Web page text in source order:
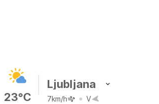
23°C
Ljubljana
7km/h V